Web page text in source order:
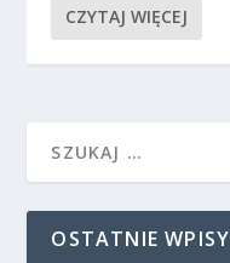
CZYTAJ WIĘCEJ
OSTATNIE WPISY